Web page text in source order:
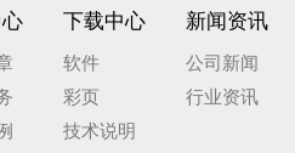
下载中心
软件
彩页
技术说明
新闻资讯
公司新闻
行业资讯